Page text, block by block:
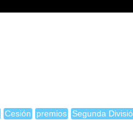
Cesión premios Segunda